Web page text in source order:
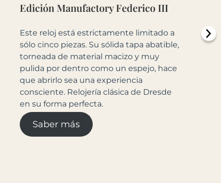
Edición Manufactory Federico III
Este reloj está estrictamente limitado a
sólo cinco piezas. Su sólida tapa abatible,
torneada de material macizo y muy
pulida por dentro como un espejo, hace
que abrirlo sea una experiencia
consciente. Relojería clásica de Dresde
en su forma perfecta.
Saber más